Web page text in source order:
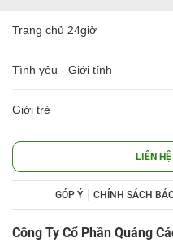
Trang chủ 24giờ
Tình yêu - Giới tính
Giới trẻ
LIÊN
GÓP Ý CHÍNH SÁCH
Công Ty Cổ Phần Quảng